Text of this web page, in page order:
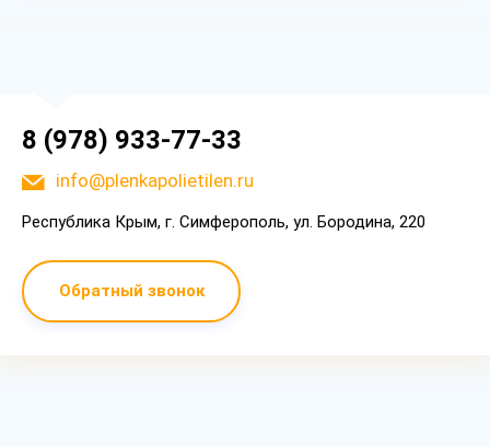
8 (978) 933-77-33
info@plenkapolietilen.ru
Республика Крым, г. Симферополь, ул. Бородина, 220
Обратный звонок